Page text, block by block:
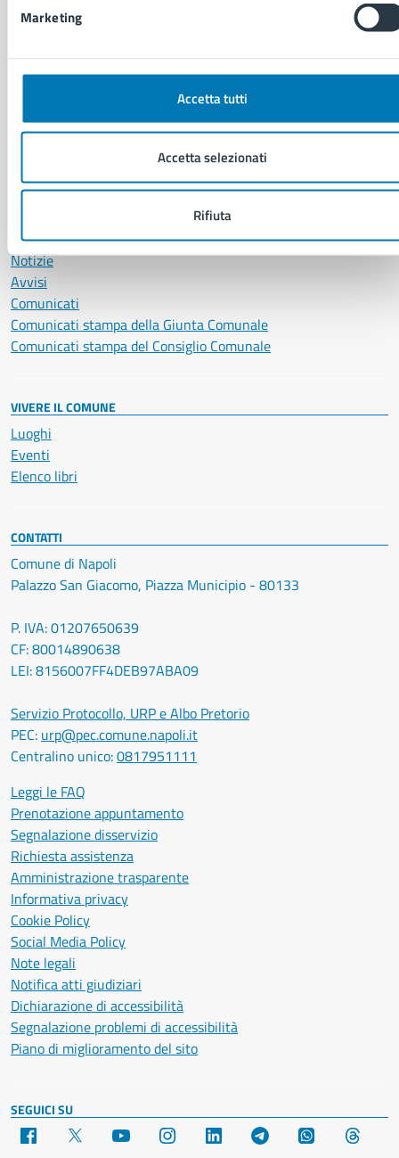
Marketing
Accetta tutti
Accetta selezionati
Rifiuta
Cultura e tempo libero
Salute, benessere e assistenza
NOVITÀ
Notizie
Avvisi
Comunicati
Comunicati stampa della Giunta Comunale
Comunicati stampa del Consiglio Comunale
VIVERE IL COMUNE
Luoghi
Eventi
Elenco libri
CONTATTI
Comune di Napoli
Palazzo San Giacomo, Piazza Municipio - 80133
P. IVA: 01207650639
CF: 80014890638
LEI: 8156007FF4DEB97ABA09
Servizio Protocollo, URP e Albo Pretorio
PEC: urp@pec.comune.napoli.it
Centralino unico:0817951111
Leggi le FAQ
Prenotazione appuntamento
Segnalazione disservizio
Richiesta assistenza
Amministrazione trasparente
Informativa privacy
Cookie Policy
Social Media Policy
Note legali
Notifica atti giudiziari
Dichiarazione di accessibilità
Segnalazione problemi di accessibilità
Piano di miglioramento del sito
SEGUICI SU
Facebook YouTube Instagram LinkedIn Telegram WhatsApp